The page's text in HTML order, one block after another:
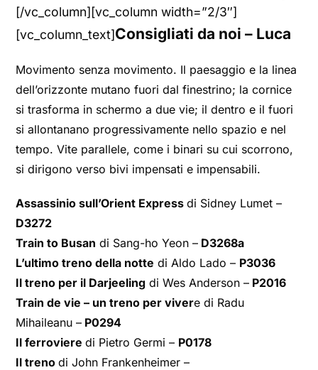
[/vc_column][vc_column width=”2/3″]
[vc_column_text]Consigliati da noi – Luca
Movimento senza movimento. Il paesaggio e la linea
dell’orizzonte mutano fuori dal finestrino; la cornice
si trasforma in schermo a due vie; il dentro e il fuori
si allontanano progressivamente nello spazio e nel
tempo. Vite parallele, come i binari su cui scorrono,
si dirigono verso bivi impensati e impensabili.
Assassinio sull’Orient Expressdi Sidney Lumet –
D3272
Train to Busan di Sang-ho Yeon – D3268a
L’ultimo treno della notte di Aldo Lado – P3036
Il treno per il Darjeeling di Wes Anderson – P2016
Train de vie – un treno per vivere di Radu
Mihaileanu – P0294
Il ferrovieredi Pietro Germi – P0178
Il trenodi John Frankenheimer –